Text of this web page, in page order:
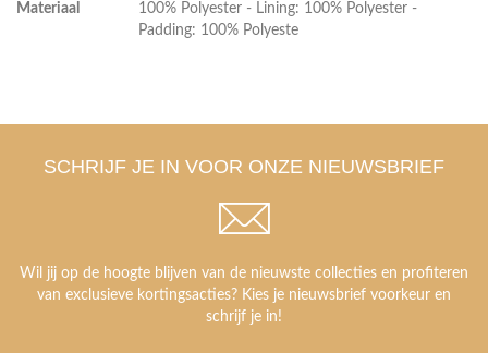
Materiaal
100% Polyester - Lining: 100% Polyester -
Padding: 100% Polyeste
SCHRIJF JE IN VOOR ONZE NIEUWSBRIEF
Wil jij op de hoogte blijven van de nieuwste collecties en profiteren
van exclusieve kortingsacties? Kies je nieuwsbrief voorkeur en
schrijf je in!